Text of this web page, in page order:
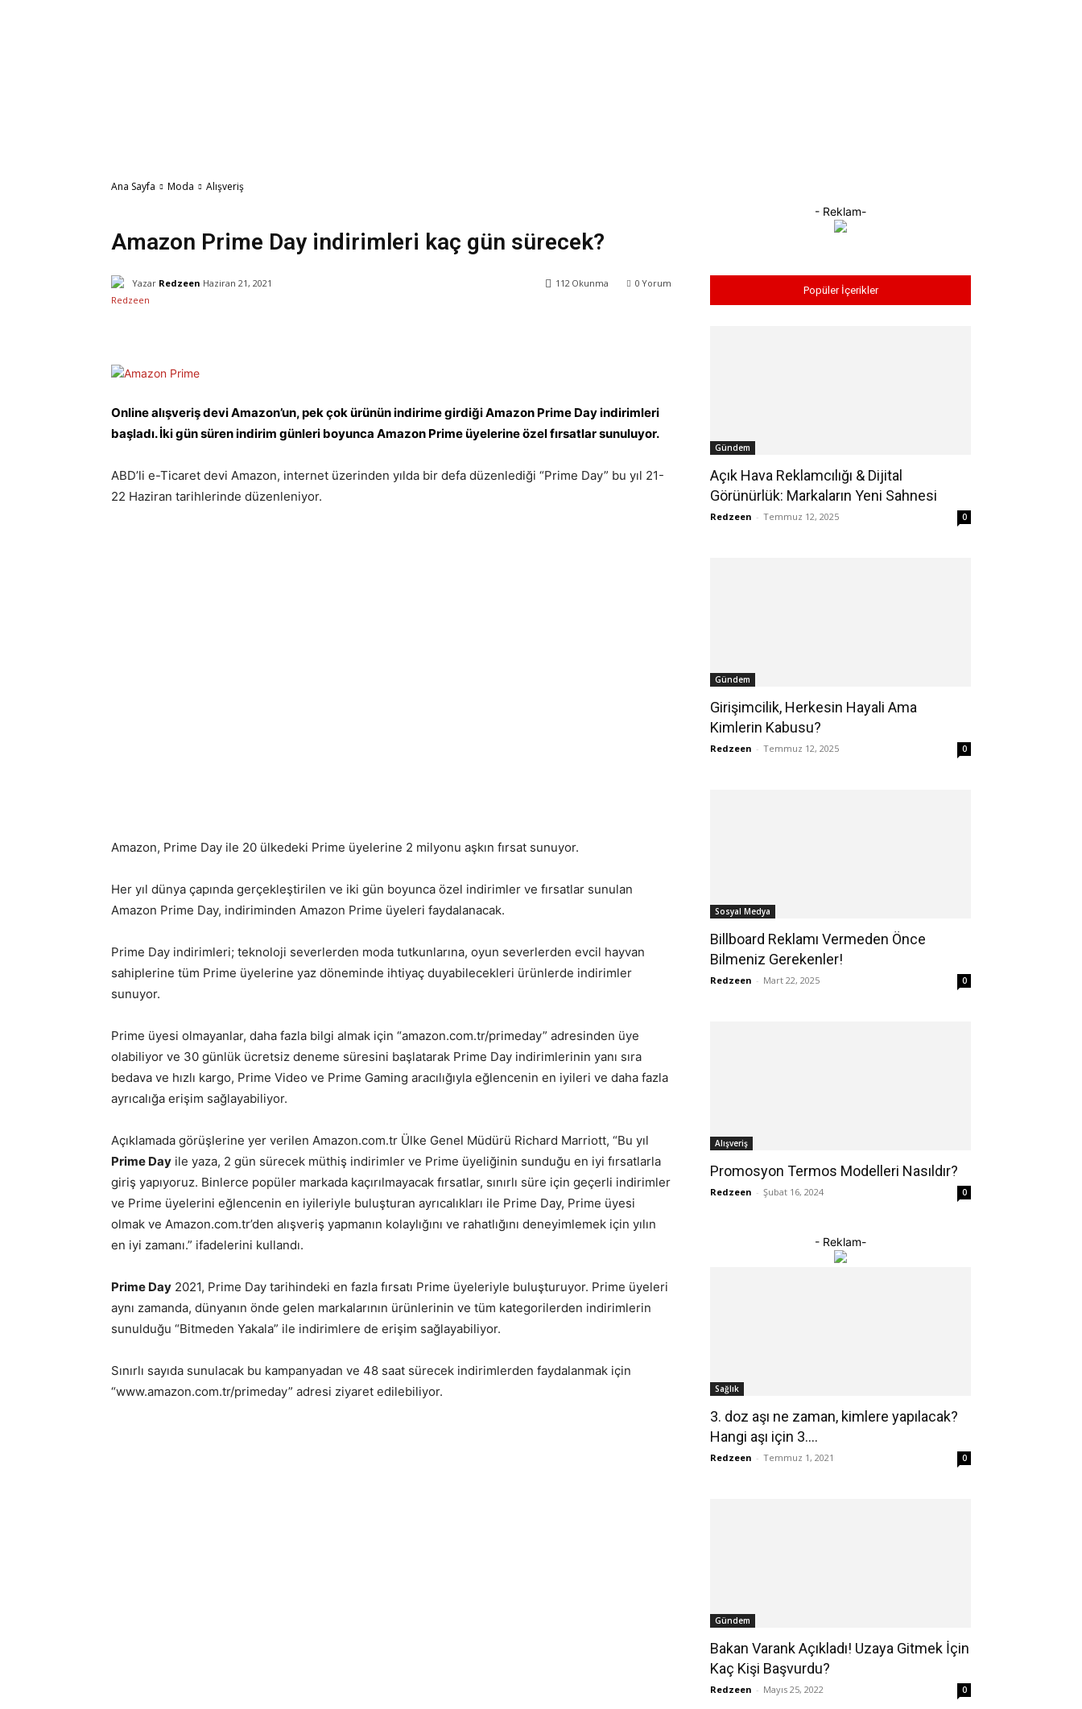
Ana Sayfa Moda Alışveriş
Amazon Prime Day indirimleri kaç gün sürecek?
Yazar Redzeen Haziran 21, 2021 0 Yorum
112 Okunma
Online alışveriş devi Amazon’un, pek çok ürünün indirime girdiği Amazon Prime Day indirimleri
başladı. İki gün süren indirim günleri boyunca Amazon Prime üyelerine özel fırsatlar sunuluyor.
ABD’li e-Ticaret devi Amazon, internet üzerinden yılda bir defa düzenlediği “Prime Day” bu yıl 21-
22 Haziran tarihlerinde düzenleniyor.
Amazon, Prime Day ile 20 ülkedeki Prime üyelerine 2 milyonu aşkın fırsat sunuyor.
Her yıl dünya çapında gerçekleştirilen ve iki gün boyunca özel indirimler ve fırsatlar sunulan
Amazon Prime Day, indiriminden Amazon Prime üyeleri faydalanacak.
Prime Day indirimleri; teknoloji severlerden moda tutkunlarına, oyun severlerden evcil hayvan
sahiplerine tüm Prime üyelerine yaz döneminde ihtiyaç duyabilecekleri ürünlerde indirimler
sunuyor.
Prime üyesi olmayanlar, daha fazla bilgi almak için “amazon.com.tr/primeday” adresinden üye
olabiliyor ve 30 günlük ücretsiz deneme süresini başlatarak Prime Day indirimlerinin yanı sıra
bedava ve hızlı kargo, Prime Video ve Prime Gaming aracılığıyla eğlencenin en iyileri ve daha fazla
ayrıcalığa erişim sağlayabiliyor.
Açıklamada görüşlerine yer verilen Amazon.com.tr Ülke Genel Müdürü Richard Marriott, “Bu yıl
Prime Day ile yaza, 2 gün sürecek müthiş indirimler ve Prime üyeliğinin sunduğu en iyi fırsatlarla
giriş yapıyoruz. Binlerce popüler markada kaçırılmayacak fırsatlar, sınırlı süre için geçerli indirimler
ve Prime üyelerini eğlencenin en iyileriyle buluşturan ayrıcalıkları ile Prime Day, Prime üyesi
olmak ve Amazon.com.tr’den alışveriş yapmanın kolaylığını ve rahatlığını deneyimlemek için yılın
en iyi zamanı.” ifadelerini kullandı.
Prime Day 2021, Prime Day tarihindeki en fazla fırsatı Prime üyeleriyle buluşturuyor. Prime üyeleri
aynı zamanda, dünyanın önde gelen markalarının ürünlerinin ve tüm kategorilerden indirimlerin
sunulduğu “Bitmeden Yakala” ile indirimlere de erişim sağlayabiliyor.
Sınırlı sayıda sunulacak bu kampanyadan ve 48 saat sürecek indirimlerden faydalanmak için
“www.amazon.com.tr/primeday” adresi ziyaret edilebiliyor.
- Reklam-
Popüler İçerikler
Gündem
Açık Hava Reklamcılığı & Dijital
Görünürlük: Markaların Yeni Sahnesi
Redzeen - Temmuz 12, 2025 0
Gündem
Girişimcilik, Herkesin Hayali Ama
Kimlerin Kabusu?
Redzeen - Temmuz 12, 2025 0
Sosyal Medya
Billboard Reklamı Vermeden Önce
Bilmeniz Gerekenler!
Redzeen - Mart 22, 2025 0
Alışveriş
Promosyon Termos Modelleri Nasıldır?
Redzeen - Şubat 16, 2024 0
- Reklam-
Sağlık
3. doz aşı ne zaman, kimlere yapılacak?
Hangi aşı için 3....
Redzeen - Temmuz 1, 2021 0
Gündem
Bakan Varank Açıkladı! Uzaya Gitmek İçin
Kaç Kişi Başvurdu?
Redzeen - Mayıs 25, 2022 0